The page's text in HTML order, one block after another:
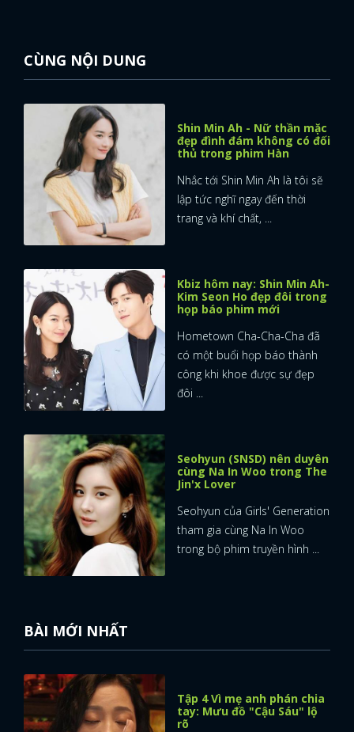
CÙNG NỘI DUNG
Shin Min Ah - Nữ thần mặc
đẹp đình đám không có đối
thủ trong phim Hàn
Nhắc tới Shin Min Ah là tôi sẽ
lập tức nghĩ ngay đến thời
trang và khí chất, ...
Kbiz hôm nay: Shin Min Ah-
Kim Seon Ho đẹp đôi trong
họp báo phim mới
Hometown Cha-Cha-Cha đã
có một buổi họp báo thành
công khi khoe được sự đẹp
đôi ...
Seohyun (SNSD) nên duyên
cùng Na In Woo trong The
Jin'x Lover
Seohyun của Girls' Generation
tham gia cùng Na In Woo
trong bộ phim truyền hình ...
BÀI MỚI NHẤT
Tập 4 Vì mẹ anh phán chia
tay: Mưu đồ "Cậu Sáu" lộ
rõ